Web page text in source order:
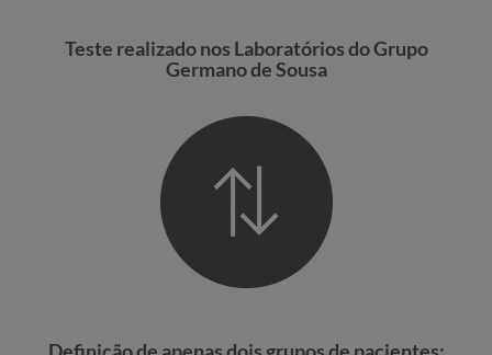
Teste realizado nos Laboratórios do Grupo
Germano de Sousa